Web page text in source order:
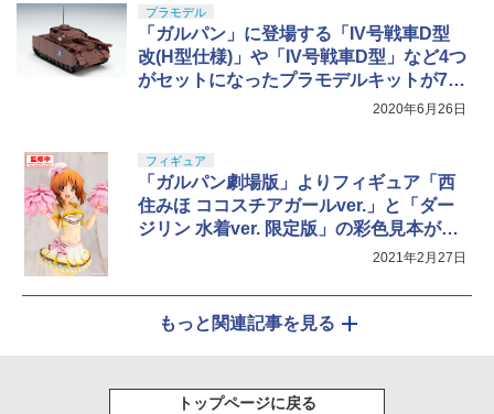
プラモデル
「ガルパン」に登場する「IV号戦車D型
改(H型仕様)」や「IV号戦車D型」など4つ
がセットになったプラモデルキットが7月
2020年6月26日
フィギュア
「ガルパン劇場版」よりフィギュア「西
住みほ ココスチアガールver.」と「ダー
ジリン 水着ver. 限定版」の彩色見本が初
2021年2月27日
もっと関連記事を見る
トップページに戻る